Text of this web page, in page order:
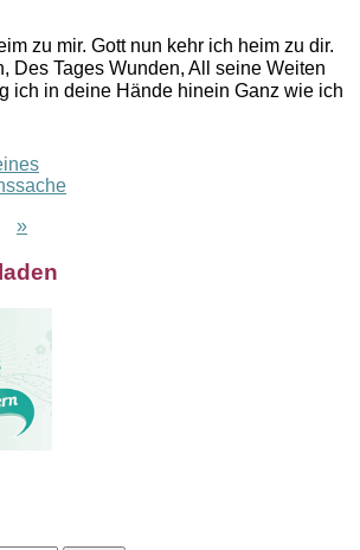
zu mir. Gott nun kehr ich heim zu dir.
Des Tages Wunden, All seine Weiten
ich in deine Hände hinein Ganz wie ich
»